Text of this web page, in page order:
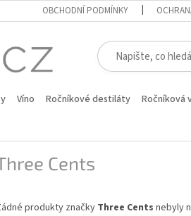
OBCHODNÍ PODMÍNKY
Víno Ročníkové destiláty Ročníková
Cents
produkty značky Three Cents nebyly